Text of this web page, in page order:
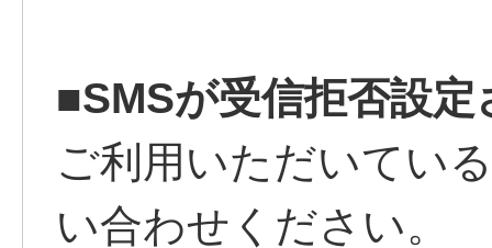
■SMSが受信拒否設
ご利用いただいてい
い合わせください。